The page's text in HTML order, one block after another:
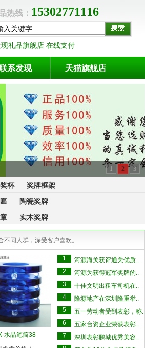
现礼品旗舰店 在线支付
热线： 15302771116
系发现 天猫旗舰店
1 2 3
杯
奖牌框架
陶瓷奖牌
实木奖牌
同人群，深受客户喜欢。
水晶笔筒38
1
河源海关获评通关优质..
2
河源为获得冠军奖牌的..
3
十佳文明出租车司机在..
4
隆塬地产在深圳隆重举..
5
五一劳动者受到表彰，称..
6
五家台资企业荣获表彰..
7
深圳表彰鹏城优秀美容..